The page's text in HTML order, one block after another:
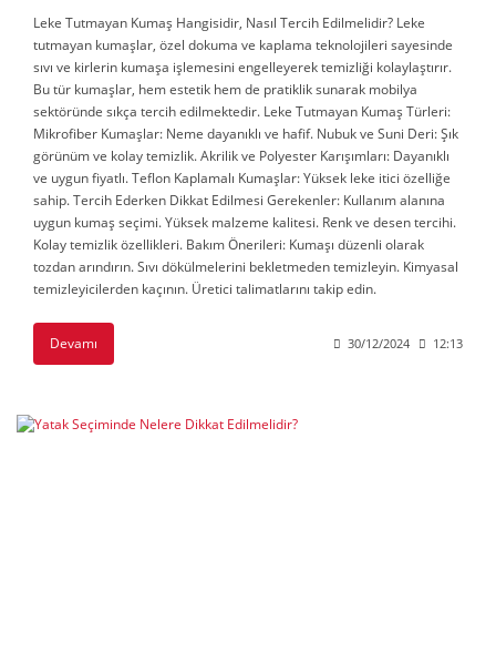
Leke Tutmayan Kumaş Hangisidir, Nasıl Tercih Edilmelidir? Leke
tutmayan kumaşlar, özel dokuma ve kaplama teknolojileri sayesinde
sıvı ve kirlerin kumaşa işlemesini engelleyerek temizliği kolaylaştırır.
Bu tür kumaşlar, hem estetik hem de pratiklik sunarak mobilya
sektöründe sıkça tercih edilmektedir. Leke Tutmayan Kumaş Türleri:
Mikrofiber Kumaşlar: Neme dayanıklı ve hafif. Nubuk ve Suni Deri: Şık
görünüm ve kolay temizlik. Akrilik ve Polyester Karışımları: Dayanıklı
ve uygun fiyatlı. Teflon Kaplamalı Kumaşlar: Yüksek leke itici özelliğe
sahip. Tercih Ederken Dikkat Edilmesi Gerekenler: Kullanım alanına
uygun kumaş seçimi. Yüksek malzeme kalitesi. Renk ve desen tercihi.
Kolay temizlik özellikleri. Bakım Önerileri: Kumaşı düzenli olarak
tozdan arındırın. Sıvı dökülmelerini bekletmeden temizleyin. Kimyasal
temizleyicilerden kaçının. Üretici talimatlarını takip edin.
Devamı 30/12/2024 12:13